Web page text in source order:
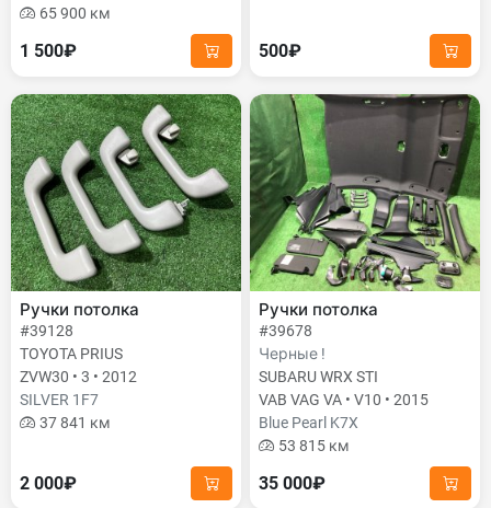
65 900 км
1 500₽ 500₽
Ручки потолка
#39128
TOYOTA PRIUS
ZVW30 • 3 • 2012
SILVER 1F7
37 841 км
2 000₽
Ручки потолка
#39678
Черные !
SUBARU WRX STI
VAB VAG VA • V10 • 2015
Blue Pearl K7X
53 815 км
35 000₽